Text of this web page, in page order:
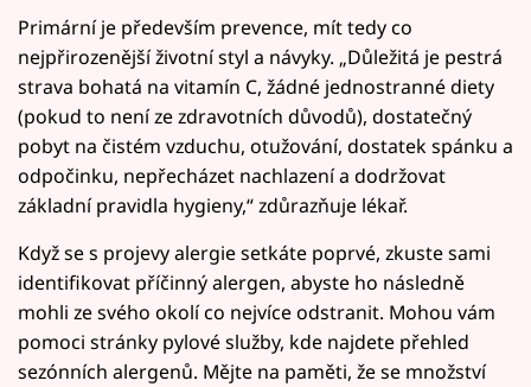
Primární je především prevence, mít tedy co
nejpřirozenější životní styl a návyky. „Důležitá je pestrá
strava bohatá na vitamín C, žádné jednostranné diety
(pokud to není ze zdravotních důvodů), dostatečný
pobyt na čistém vzduchu, otužování, dostatek spánku a
odpočinku, nepřecházet nachlazení a dodržovat
základní pravidla hygieny,“ zdůrazňuje lékař.
Když se s projevy alergie setkáte poprvé, zkuste sami
identifikovat příčinný alergen, abyste ho následně
mohli ze svého okolí co nejvíce odstranit. Mohou vám
pomoci stránky pylové služby, kde najdete přehled
sezónních alergenů. Mějte na paměti, že se množství